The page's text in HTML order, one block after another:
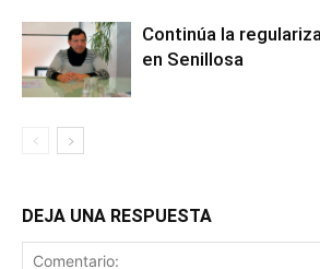
Continúa la
en Senillosa
DEJA UNA RESPUESTA